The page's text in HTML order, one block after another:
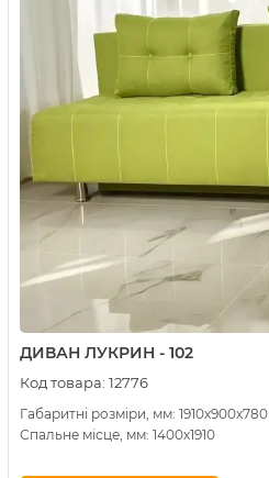
ДИВАН ЛУКРИН - 102
Код товара: 12776
Габаритні розміри, мм: 1910х900х780
Спальне місце, мм: 1400х1910